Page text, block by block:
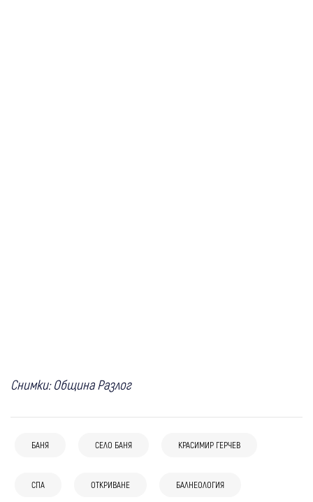
Снимки: Община Разлог
БАНЯ СЕЛО БАНЯ КРАСИМИР ГЕРЧЕВ
СПА ОТКРИВАНЕ БАЛНЕОЛОГИЯ
Разлог 02 авг
Разлог 02 авг